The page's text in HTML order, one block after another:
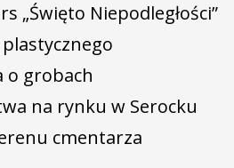
„Święto Niepodległości”
o grobach
na rynku w Serocku
cmentarza